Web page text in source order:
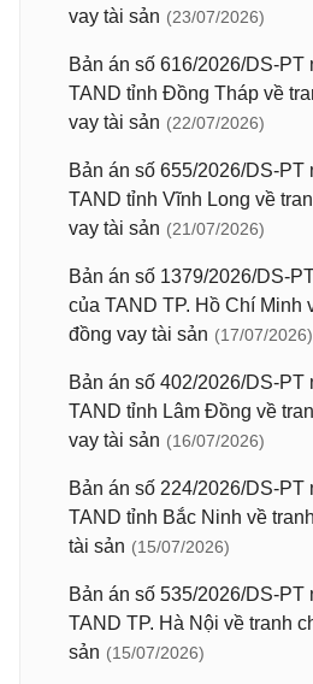
vay tài sản (23/07/2026)
Bản án số 616/2026/DS-PT
TAND tỉnh Đồng Tháp về
vay tài sản (22/07/2026)
Bản án số 655/2026/DS-PT
TAND tỉnh Vĩnh Long về
vay tài sản (21/07/2026)
Bản án số 1379/2026/DS-
của TAND TP. Hồ Chí Minh
đồng vay tài sản (17/07/2026)
Bản án số 402/2026/DS-PT
TAND tỉnh Lâm Đồng về
vay tài sản (16/07/2026)
Bản án số 224/2026/DS-PT
TAND tỉnh Bắc Ninh về
tài sản (15/07/2026)
Bản án số 535/2026/DS-PT
TAND TP. Hà Nội về tranh
sản (15/07/2026)